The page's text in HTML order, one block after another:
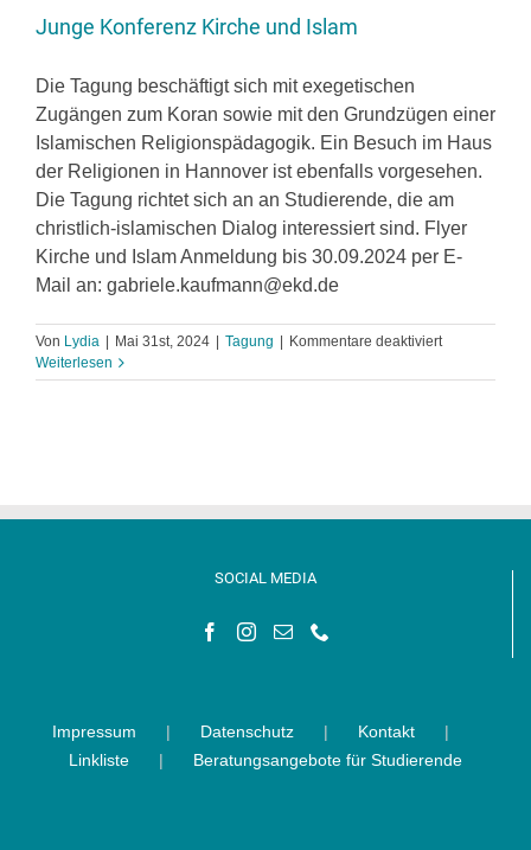
Junge Konferenz Kirche und Islam
Die Tagung beschäftigt sich mit exegetischen
Zugängen zum Koran sowie mit den Grundzügen einer
Islamischen Religionspädagogik. Ein Besuch im Haus
der Religionen in Hannover ist ebenfalls vorgesehen.
Die Tagung richtet sich an an Studierende, die am
christlich-islamischen Dialog interessiert sind. Flyer
Kirche und Islam Anmeldung bis 30.09.2024 per E-
Mail an: gabriele.kaufmann@ekd.de
Von Lydia Mai 31st, 2024 Tagung Kommentare deaktiviertfür
Konferenz
Weiterlesen
SOCIAL MEDIA
Impressum Datenschutz
Kontakt
Linkliste
Beratungsangebote für Studierende